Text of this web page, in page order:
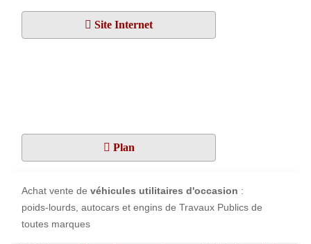
Site Internet
Plan
Achat vente de véhicules utilitaires d'occasion :
poids-lourds, autocars et engins de Travaux Publics de
toutes marques